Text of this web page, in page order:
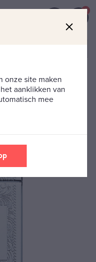
0
Slim Zippo
onze site maken
aanklikken van
mee